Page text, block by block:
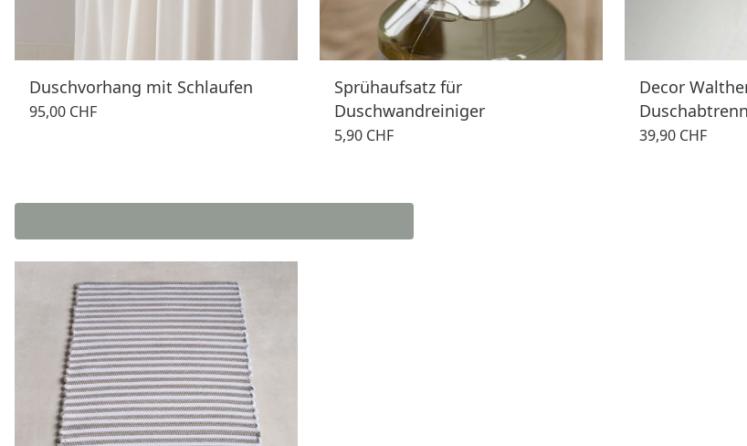
Duschvorhang mit Schlaufen
95,00 CHF
Sprühaufsatz für
Duschwandreiniger
5,90 CHF
Decor
39,90 CHF